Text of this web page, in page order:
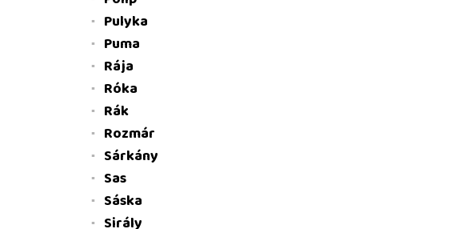
Pulyka
Puma
Rája
Róka
Rák
Rozmár
Sárkány
Sas
Sáska
Sirály